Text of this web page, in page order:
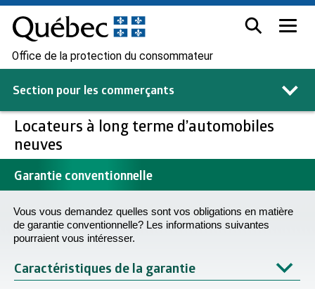
Office de la protection du consommateur
Section pour les commerçants
Locateurs à long terme d’automobiles
neuves
Garantie conventionnelle
Vous vous demandez quelles sont vos obligations en matière
de garantie conventionnelle? Les informations suivantes
pourraient vous intéresser.
Caractéristiques de la garantie